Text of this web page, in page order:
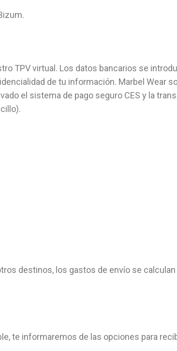
TPV virtual. Los datos bancarios se
de tu información. Marbel Wear
el sistema de pago seguro CES y la
destinos, los gastos de envío se
te informaremos de las opciones para